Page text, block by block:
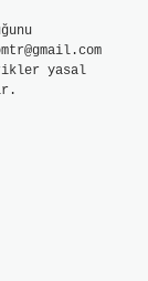
yasal